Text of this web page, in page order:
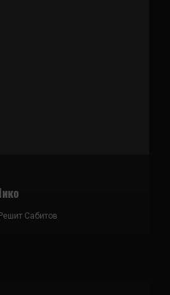
Решит Сабитов